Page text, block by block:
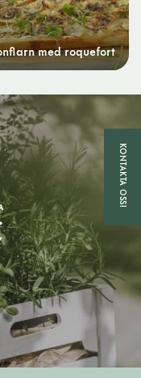
med roquefort
KONTAKTA OSS!